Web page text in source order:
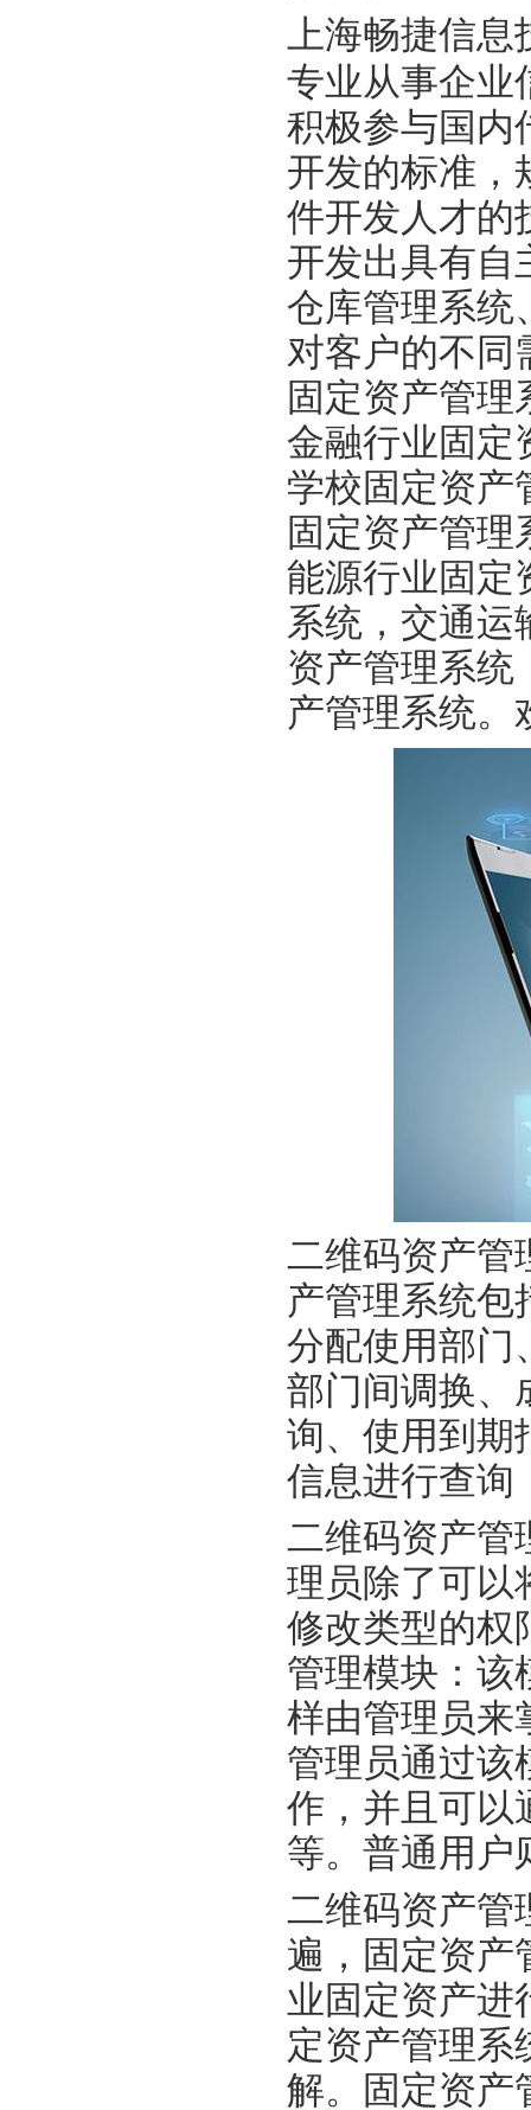
上海畅捷信息
专业从事企业
积极参与国内
开发的标准，
件开发人才的
开发出具有自
仓库管理系统
对客户的不同
固定资产管
金融行业固定
学校固定资产
固定资产管
能源行业固定
系统，交通运
资产管理系统
产管理系统。
二维码资产管
产管理系统包
分配使用部门
部门间调换、
询、使用到期
信息进行查询
二维码资产管
理员除了可以
修改类型的权
管理模块：该
样由管理员来
管理员通过该
作，并且可以
等。普通用户
二维码资产管
遍，固定资产
业固定资产进
定资产管理系
解。固定资产